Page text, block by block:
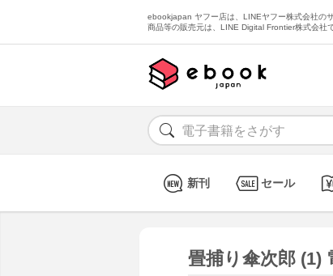
ebookjapan ヤフー店は、LINEヤフー株式会社の
商品等の販売元は、LINE Digital Frontier株式会社で
新刊 セール
畳捕り傘次郎 (1)